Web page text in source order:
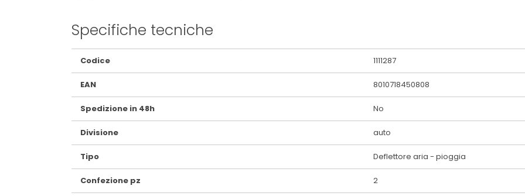
Specifiche tecniche
Maggiori
Informazioni
Codice 1111287
EAN 8010718450808
Spedizione in 48h No
Divisione auto
Tipo Deflettore aria - pioggia
Confezione pz 2